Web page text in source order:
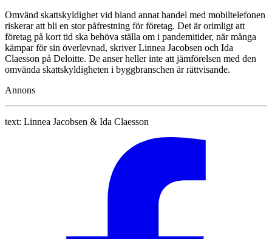
Omvänd skattskyldighet vid bland annat handel med mobiltelefonen
riskerar att bli en stor påfrestning för företag. Det är orimligt att
företag på kort tid ska behöva ställa om i pandemitider, när många
kämpar för sin överlevnad, skriver Linnea Jacobsen och Ida
Claesson på Deloitte. De anser heller inte att jämförelsen med den
omvända skattskyldigheten i byggbranschen är rättvisande.
Annons
text: Linnea Jacobsen & Ida Claesson